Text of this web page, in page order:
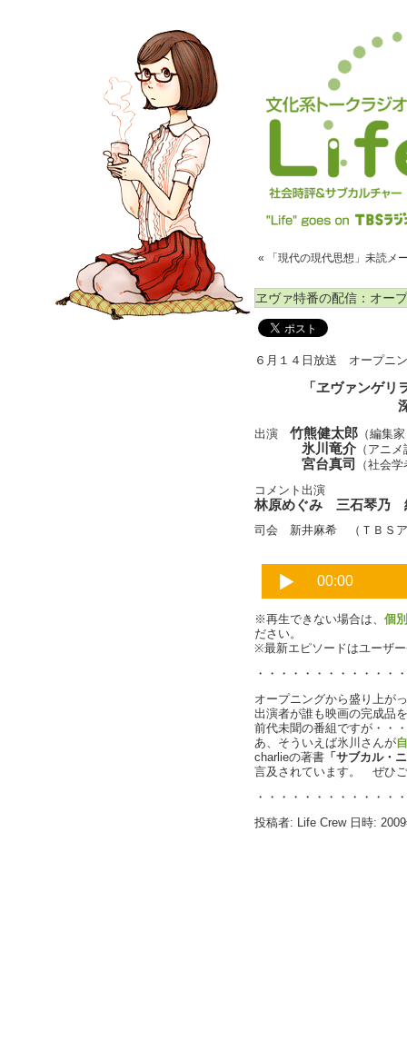
« 「現代の現代思想」未読メ
ヱヴァ特番の配信：オー
６月１４日放送 オープニ
「ヱヴァンゲ
出演 竹熊健太郎 （編集
氷川竜介 （アニ
宮台真司
（社会
コメント出演
林原めぐみ 三石琴乃
司会 新井麻希 （ＴＢＳア
※再生できない場合は、 個
ださい。
※最新エピソードはユーザ
・・・・・・・・・・・・
オープニングから盛り上が
出演者が誰も映画の完成品
前代未聞の番組ですが・・
あ、そういえば氷川さんが
charlieの著書 「サブカル・
言及されています。 ぜひ
・・・・・・・・・・・・
投稿者: Life Crew 日時: